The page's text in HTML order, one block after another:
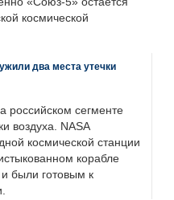
космической
два места утечки
российском сегменте
воздуха. NASA
космической станции
корабле
были готовым к